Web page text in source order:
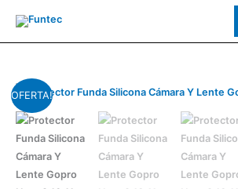
contenido
OFERTA!
El
precio
original
era:
El
precio
actual
es:
Protector
Funda
Silicona
Cámara
Y
Lente